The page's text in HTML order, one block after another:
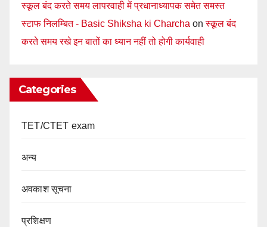
स्कूल बंद करते समय लापरवाही में प्रधानाध्यापक समेत समस्त
स्टाफ निलम्बित - Basic Shiksha ki Charcha onस्कूल बंद
करते समय रखे इन बातों का ध्यान नहीं तो होगी कार्यवाही
Categories
TET/CTET exam
अन्य
अवकाश सूचना
प्रशिक्षण